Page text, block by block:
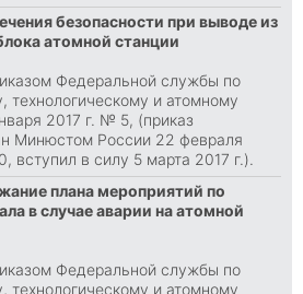
безопасности при выводе из
атомной станции
Федеральной службы по
технологическому и атомному
2017 г. № 5, (приказ
Минюстом России 22 февраля
вступил в силу 5 марта 2017 г.).
плана мероприятий по
в случае аварии на атомной
Федеральной службы по
технологическому и атомному